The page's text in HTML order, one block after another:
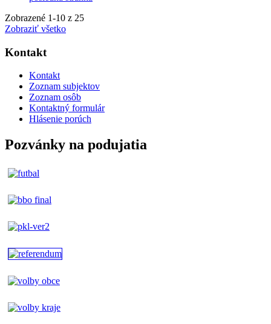
Zobrazené 1-10 z 25
Zobraziť všetko
Kontakt
Kontakt
Zoznam subjektov
Zoznam osôb
Kontaktný formulár
Hlásenie porúch
Pozvánky na podujatia